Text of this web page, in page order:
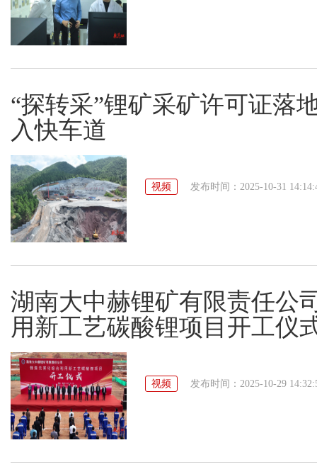
“探转采”锂矿采矿许可证落
入快车道
视频 发布时间：2025-10-31
湖南大中赫锂矿有限责任公
用新工艺碳酸锂项目开工仪
视频 发布时间：2025-10-29